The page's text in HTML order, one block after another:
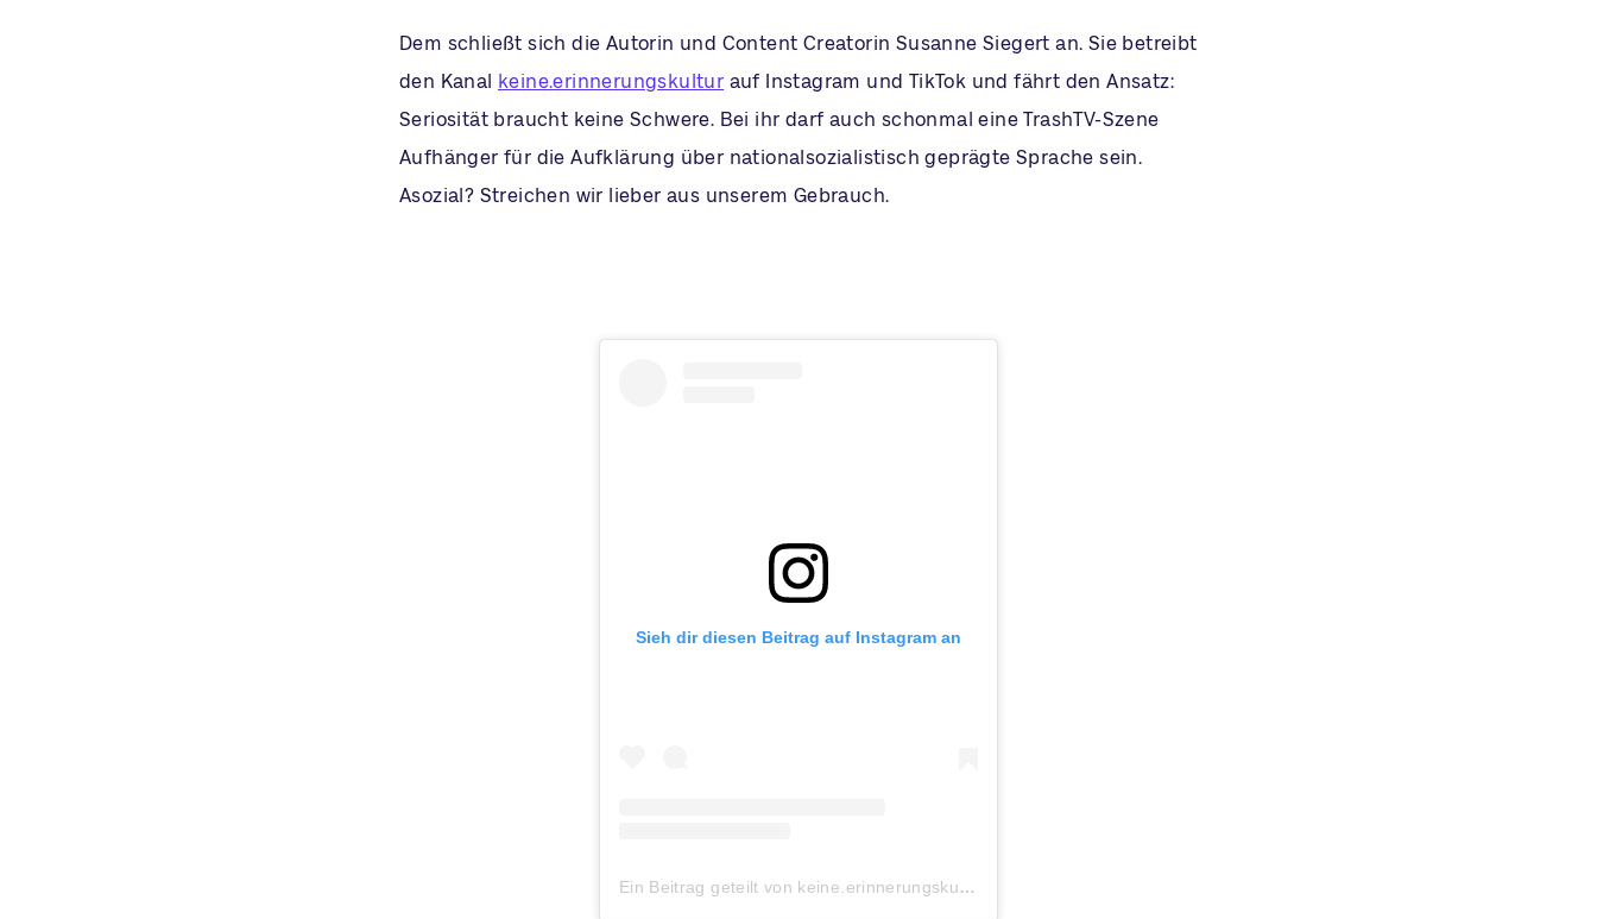
Dem schließt sich die Autorin und Content Creatorin Susanne Siegert an. Sie betreibt
den Kanal
keine.erinnerungskultur auf Instagram und TikTok und fährt den Ansatz:
Seriosität braucht keine Schwere. Bei ihr darf auch schonmal eine TrashTV-Szene
Aufhänger für die Aufklärung über nationalsozialistisch geprägte Sprache sein.
Asozial? Streichen wir lieber aus unserem Gebrauch.
Sieh dir diesen Beitrag auf Instagram an
Ein Beitrag geteilt von keine.erinnerungskultur | Susi (@keine.erinnerungskultur)